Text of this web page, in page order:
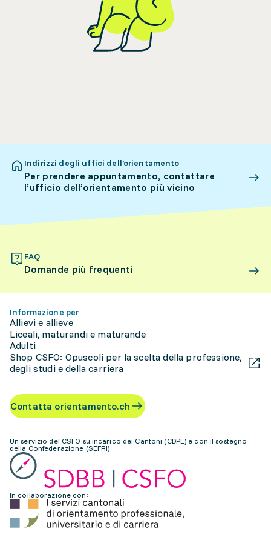
Indirizzi degli uffici dell’orientamento
Per prendere appuntamento, contattare
l’ufficio dell’orientamento più vicino
FAQ
Domande più frequenti
Informazione per
Allievi e allieve
Liceali, maturandi e maturande
Adulti
Shop CSFO: Opuscoli per la scelta della professione,
degli studi e della carriera
Contatta orientamento.ch
Un servizio del CSFO su incarico dei Cantoni (CDPE) e con il sostegno
della Confederazione (SEFRI)
In collaborazione con: